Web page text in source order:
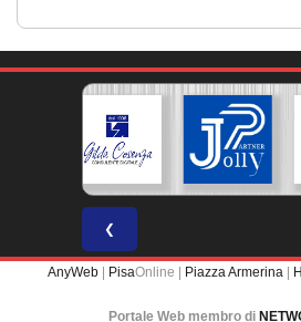
❮
AnyWeb PisaOnline | Piazza Armerina
Portale Web membro di